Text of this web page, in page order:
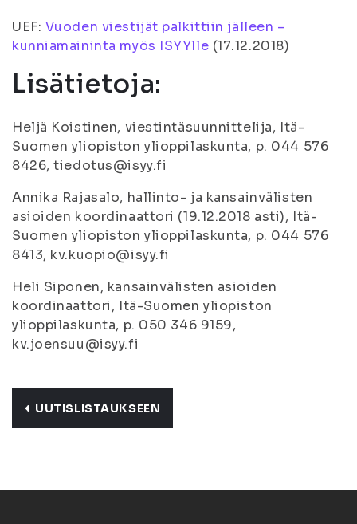
UEF: Vuoden viestijät palkittiin jälleen –
kunniamaininta myös ISYYlle (17.12.2018)
Lisätietoja:
Heljä Koistinen, viestintäsuunnittelija, Itä-
Suomen yliopiston ylioppilaskunta, p. 044 576
8426, tiedotus@isyy.fi
Annika Rajasalo, hallinto- ja kansainvälisten
asioiden koordinaattori (19.12.2018 asti), Itä-
Suomen yliopiston ylioppilaskunta, p. 044 576
8413, kv.kuopio@isyy.fi
Heli Siponen, kansainvälisten asioiden
koordinaattori, Itä-Suomen yliopiston
ylioppilaskunta, p. 050 346 9159,
kv.joensuu@isyy.fi
UUTISLISTAUKSEEN